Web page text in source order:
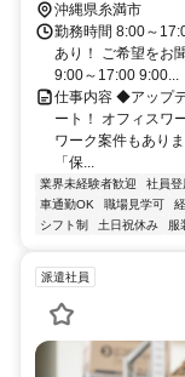
沖縄県糸満市
勤務時間 8:00～
あり！ ご希望をお
9:00～17:00 9:00...
仕事内容 ◆アップ
ート！ オフィスワ
ワーク案件もあり
「保...
業界未経験者歓迎 社員登
車通勤OK
職場見学可
シフト制
土日祝休み 服
派遣社員